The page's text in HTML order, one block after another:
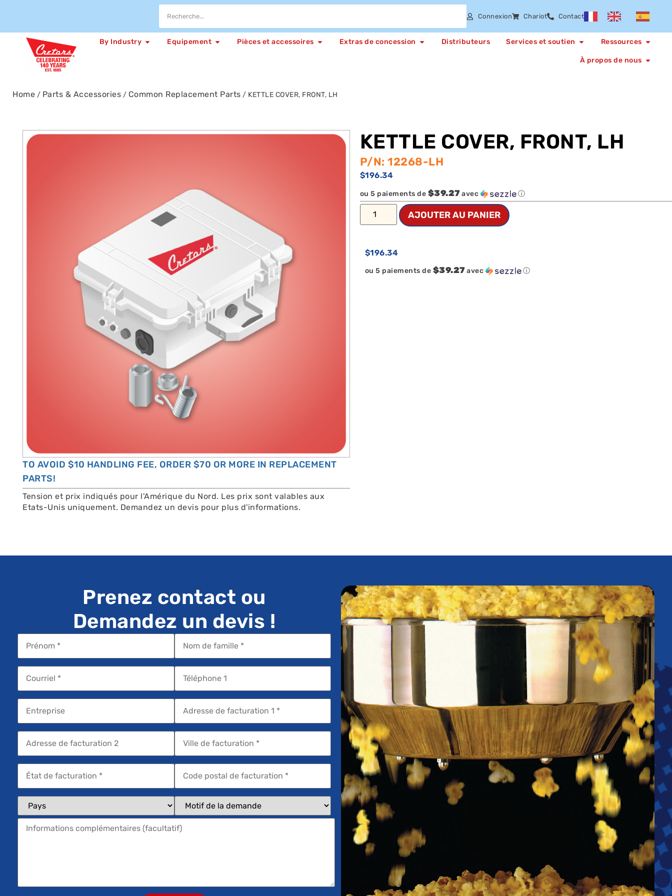
Connexion Chariot Contact
By Industry Equipement Pièces et accessoires Extras de concession Distributeurs Services et soutien Ressources
À propos de nous
Home / Parts & Accessories / Common Replacement Parts / KETTLE COVER, FRONT, LH
TO AVOID $10 HANDLING FEE, ORDER $70 OR MORE IN REPLACEMENT
PARTS!
Tension et prix indiqués pour l'Amérique du Nord. Les prix sont valables aux
Etats-Unis uniquement. Demandez un devis pour plus d'informations.
KETTLE COVER, FRONT, LH
P/N: 12268-LH
$196.34
ou 5 paiements de $39.27 avec ⓘ
AJOUTER AU PANIER
$196.34
ou 5 paiements de $39.27 avec ⓘ
Prenez contact ou
Demandez un devis !